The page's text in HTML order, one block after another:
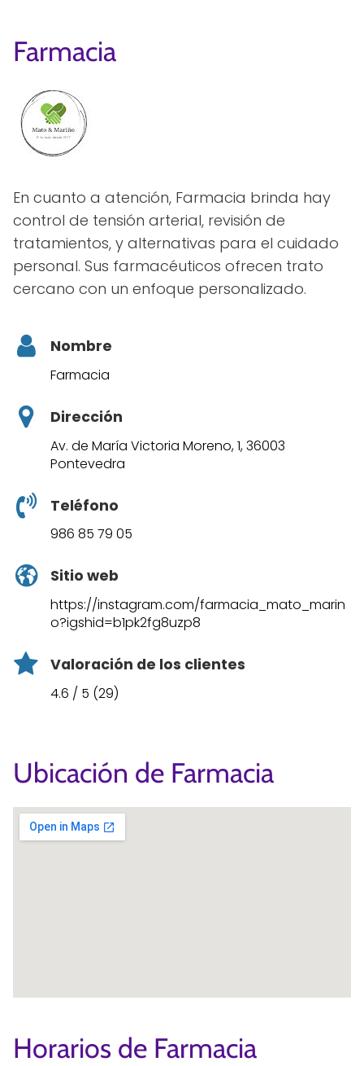
Farmacia
En cuanto a atención, Farmacia brinda hay
control de tensión arterial, revisión de
tratamientos, y alternativas para el cuidado
personal. Sus farmacéuticos ofrecen trato
cercano con un enfoque personalizado.
Nombre
Farmacia
Dirección
Av. de María Victoria Moreno, 1, 36003
Pontevedra
Teléfono
986 85 79 05
Sitio web
https://instagram.com/farmacia_mato_marin
o?igshid=b1pk2fg8uzp8
Valoración de los clientes
4.6 / 5 (29)
Ubicación de Farmacia
Horarios de Farmacia